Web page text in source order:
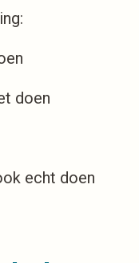
doen
echt doen